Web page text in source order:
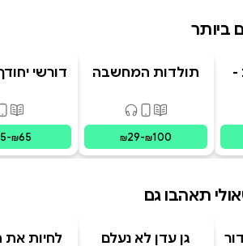
ביותר
-
מודפס
תולדות המחשבה
פורמטים זמינים
מודפס,
₪29-₪100
דורשי
-₪65
תאהבו גם
גן עדן לא נעלם לחיות את